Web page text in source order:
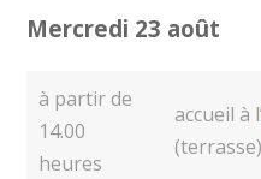
Mercredi 23 août
à partir de
14.00
heures
accueil à
(terrasse)